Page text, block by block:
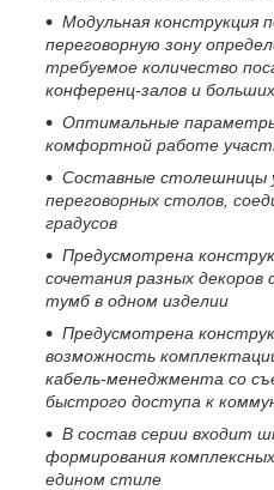
Модульная конструкция
переговорную зону
требуемое количество
конференц-залов и
Оптимальные
комфортной работе
Составные столешницы
переговорных столов,
градусов
Предусмотрена
сочетания разных
тумб в одном изделии
Предусмотрена
возможность
кабель-менеджмента со
быстрого доступа к
В состав серии входит
формирования
едином стиле